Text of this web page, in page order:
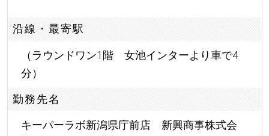
沿線・最寄駅
（ラウンドワン1階 女池インターより車で4
分）
勤務先名
キーパーラボ新潟県庁前店 新興商事株式会